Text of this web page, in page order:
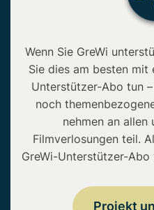
Wenn Sie GreWi
Sie dies am besten mit
Unterstützer-Abo tun
noch
nehmen an allen
Filmverlosungen teil.
GreWi-Unterstützer-
Projekt